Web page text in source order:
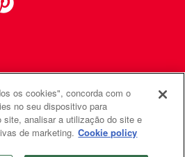
Unidas é uma agência da Igreja
Unida
Unidas. Todos os direitos
os cookies", concorda com o
no seu dispositivo para
site, analisar a utilização do site e
de marketing. Cookie policy